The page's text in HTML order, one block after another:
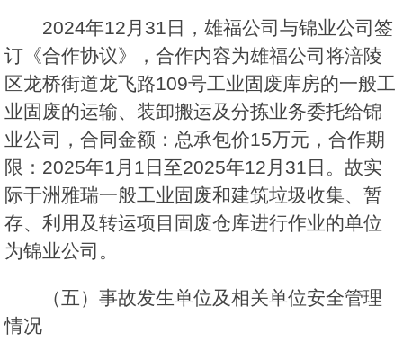
2024年12月31日，雄福公司与锦业公司签
订《合作协议》，合作内容为雄福公司将涪陵
区龙桥街道龙飞路109号工业固废库房的一般工
业固废的运输、装卸搬运及分拣业务委托给锦
业公司，合同金额：总承包价15万元，合作期
限：2025年1月1日至2025年12月31日。故实
际于洲雅瑞一般工业固废和建筑垃圾收集、暂
存、利用及转运项目固废仓库进行作业的单位
为锦业公司。
（五）事故发生单位及相关单位安全管理
情况